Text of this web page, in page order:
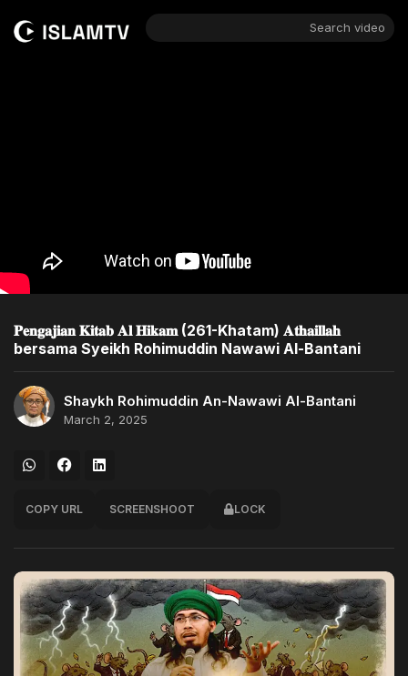
Search video
𝐏𝐞𝐧𝐠𝐚𝐣𝐢𝐚𝐧 𝐊𝐢𝐭𝐚𝐛 𝐀𝐥 𝐇𝐢𝐤𝐚𝐦 (261-Khatam) 𝐀𝐭𝐡𝐚𝐢𝐥𝐥𝐚𝐡
bersama Syeikh Rohimuddin Nawawi Al-Bantani
Shaykh Rohimuddin An-Nawawi Al-Bantani
March 2, 2025
COPY URL SCREENSHOOT LOCK